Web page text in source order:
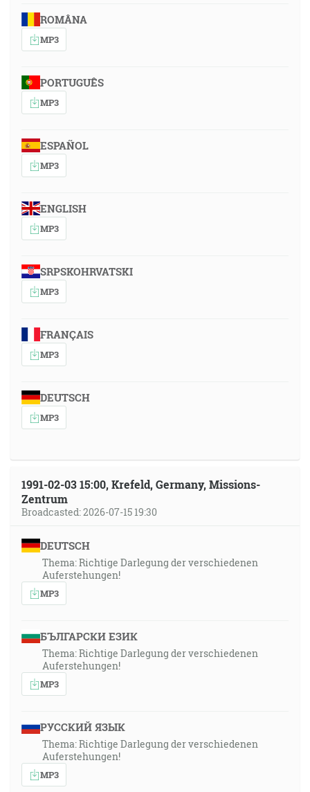
ROMÂNA
MP3
PORTUGUÊS
MP3
ESPAÑOL
MP3
ENGLISH
MP3
SRPSKOHRVATSKI
MP3
FRANÇAIS
MP3
DEUTSCH
MP3
1991-02-03 15:00, Krefeld, Germany, Missions-
Zentrum
Broadcasted: 2026-07-15 19:30
DEUTSCH
Thema: Richtige Darlegung der verschiedenen
Auferstehungen!
MP3
БЪЛГАРСКИ ЕЗИК
Thema: Richtige Darlegung der verschiedenen
Auferstehungen!
MP3
РУССКИЙ ЯЗЫК
Thema: Richtige Darlegung der verschiedenen
Auferstehungen!
MP3